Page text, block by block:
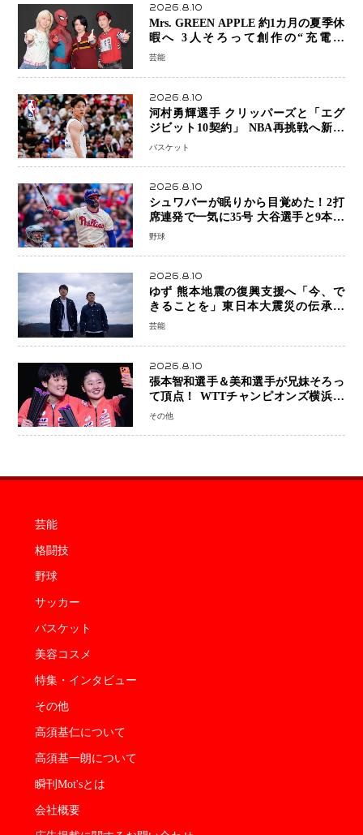
2026.8.10
Mrs. GREEN APPLE 約1カ月の夏季休
暇へ 3人そろって創作の“充電期
間”「自分らしいインプットを」
芸能
2026.8.10
河村勇輝選手 クリッパーズと「エグ
ジビット10契約」 NBA再挑戦へ新た
な一歩、八村塁選手との共闘にも期待
バスケット
2026.8.10
シュワバーが眠りから目覚めた！2打
席連発で一気に35号 大谷選手と9本差
に 本塁打王争いで単独トップ浮上
野球
2026.8.10
ゆず 熊本地震の復興支援へ「今、で
きることを」東日本大震災の伝承歌
「幾重」ライブ音源を配信、収益を全
芸能
2026.8.10
張本智和選手＆美和選手が兄妹そろっ
て頂点！ WTTチャンピオンズ横浜で
史上初の快挙 2人で約1264万円の優
その他
芸能
格闘技
野球
サッカー
バスケット
美容コスメ
特集・インタビュー
その他
高須基仁について
高須基一朗について
瞬刊Mot'sとは
会社概要